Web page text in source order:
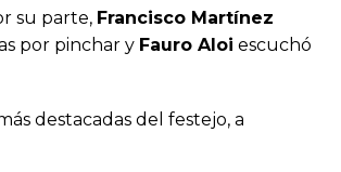
su parte, Francisco Martínez
por pinchar y Fauro Aloi escuchó
destacadas del festejo, a